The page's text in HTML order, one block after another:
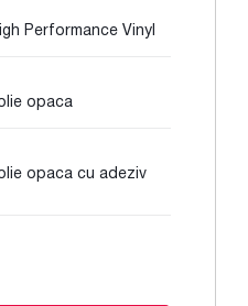
Performance Vinyl
opaca
opaca cu adeziv